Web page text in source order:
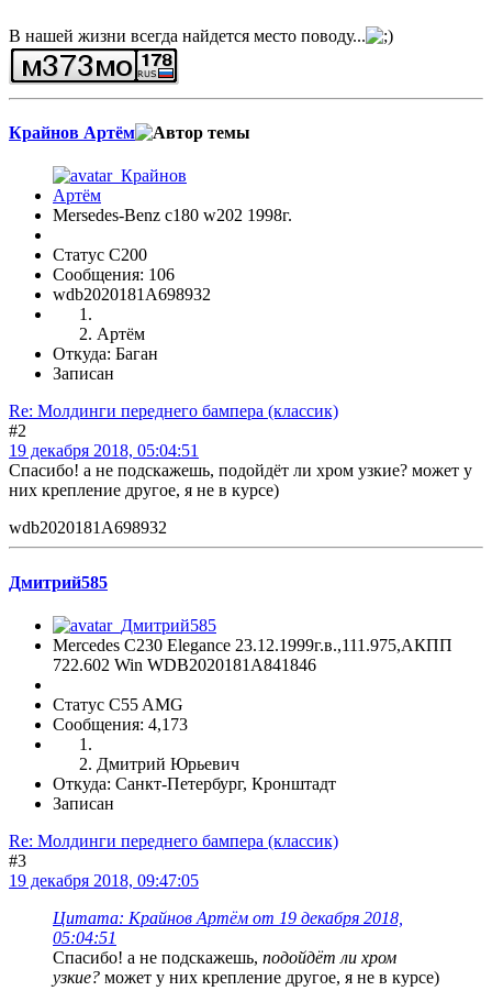
В нашей жизни всегда найдется место поводу...
Крайнов Артём
Mersedes-Benz c180 w202 1998г.
Статус C200
Сообщения: 106
wdb2020181A698932
Артём
Откуда: Баган
Записан
Re: Молдинги переднего бампера (классик)
#2
19 декабря 2018, 05:04:51
Спасибо! а не подскажешь, подойдёт ли хром узкие? может у
них крепление другое, я не в курсе)
wdb2020181A698932
Дмитрий585
Mercedes C230 Elegance 23.12.1999г.в.,111.975,АКПП
722.602 Win WDB2020181A841846
Статус C55 AMG
Сообщения: 4,173
Дмитрий Юрьевич
Откуда: Санкт-Петербург, Кронштадт
Записан
Re: Молдинги переднего бампера (классик)
#3
19 декабря 2018, 09:47:05
Цитата: Крайнов Артём от 19 декабря 2018,
05:04:51
Спасибо! а не подскажешь, подойдёт ли хром
узкие? может у них крепление другое, я не в курсе)